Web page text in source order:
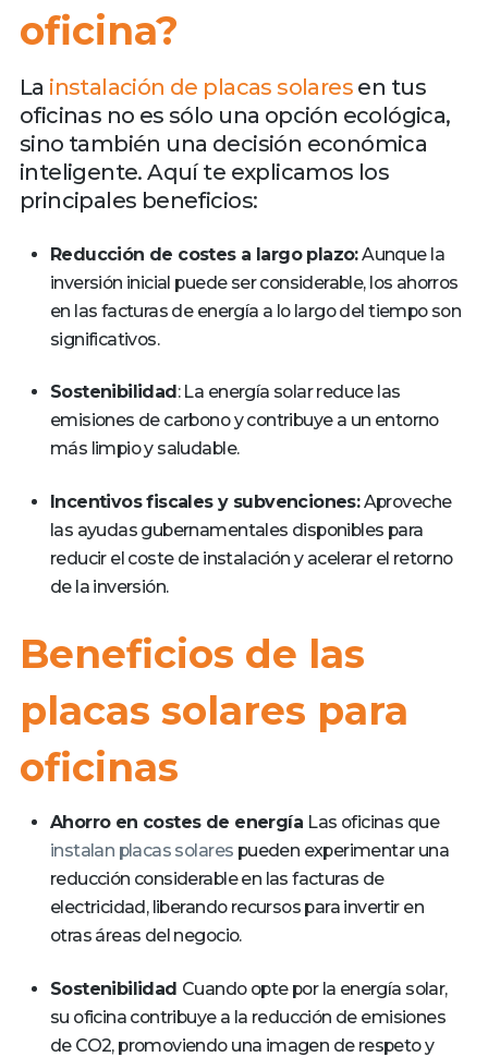
oficina?
La instalación de placas solares en tus
oficinas no es sólo una opción ecológica,
sino también una decisión económica
inteligente. Aquí te explicamos los
principales beneficios:
Reducción de costes a largo plazo:Aunque la
inversión inicial puede ser considerable, los ahorros
en las facturas de energía a lo largo del tiempo son
significativos.
Sostenibilidad : La energía solar reduce las
emisiones de carbono y contribuye a un entorno
más limpio y saludable.
Incentivos fiscales y subvenciones:Aproveche
las ayudas gubernamentales disponibles para
reducir el coste de instalación y acelerar el retorno
de la inversión.
Beneficios de las
placas solares para
oficinas
Ahorro en costes de energía Las oficinas que
instalan placas solares pueden experimentar una
reducción considerable en las facturas de
electricidad, liberando recursos para invertir en
otras áreas del negocio.
Sostenibilidad Cuando opte por la energía solar,
su oficina contribuye a la reducción de emisiones
de CO2, promoviendo una imagen de respeto y